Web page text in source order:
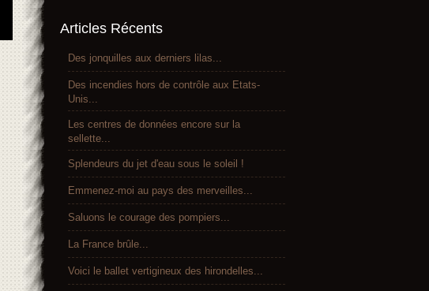
Articles Récents
Des jonquilles aux derniers lilas...
Des incendies hors de contrôle aux Etats-
Unis...
Les centres de données encore sur la
sellette...
Splendeurs du jet d'eau sous le soleil !
Emmenez-moi au pays des merveilles...
Saluons le courage des pompiers...
La France brûle...
Voici le ballet vertigineux des hirondelles...